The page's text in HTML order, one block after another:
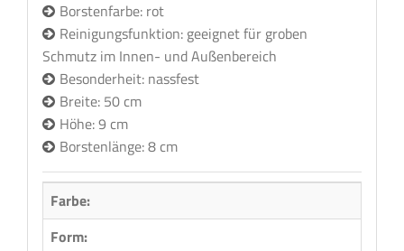
Borstenfarbe: rot
Reinigungsfunktion: geeignet für groben
Schmutz im Innen- und Außenbereich
Besonderheit: nassfest
Breite: 50 cm
Höhe: 9 cm
Borstenlänge: 8 cm
Farbe:
Form: